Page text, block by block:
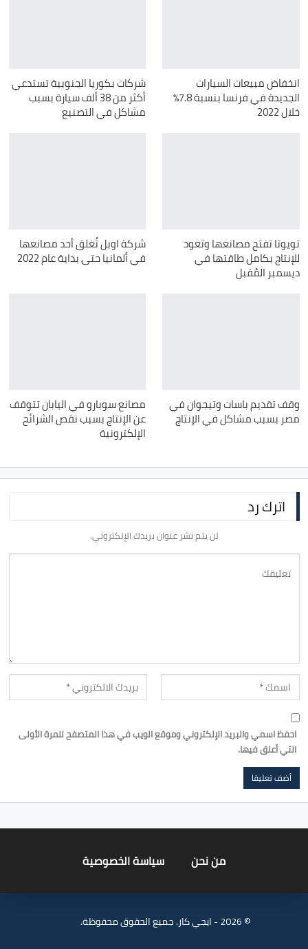
انخفاض مبيعات السيارات
الجديدة في فرنسا بنسبة 7.8٪
خلال 2022
شركات بكوريا الجنوبية تستدعي
أكثر من 38 ألف سيارة بسبب
مشاكل في التصنيع
تويوتا تفتح مصانعها وتعود
للإنتاج بكامل طاقتها في
ديسمبر المُقبل
شركة اوبل تُغلق أحد مصانعها
في ألمانيا حتى بداية عام 2022
وقف تقديم باسات وتيجوان في
مصر بسبب مشاكل في الإنتاج
مصانع سوبارو في اليابان تتوقف
عن الإنتاج بسبب نقص الشرائح
الإلكترونية
اترك رد
لن يتم نشر عنوان بريدك الإلكتروني.
احفظ اسمي والبريد الإلكتروني وموقع الويب في هذا المتصفح للمرة الأولى
التي أعلق فيها.
من نحن سياسة الخصوصية
© 2026 - ايجي كار. جميع الحقوق محفوظة.